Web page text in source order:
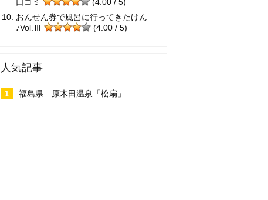
おんせん券で風呂に行ってきたけん
♪Vol.Ⅲ
(4.00 / 5)
人気記事
福島県 原木田温泉「松扇」